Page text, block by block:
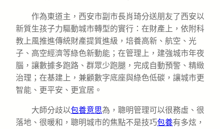
作為東道主，西安市副市長肖琦分送朋友了西安以
新質生孩子力驅動城市轉型的實行：在財產上，依附科
教上風推進傳統財產提質進級，培養高新、航空、光
子、高空經濟等綠色新動能；在管理上，建強城市年夜
腦，讓數據多跑路、群眾少跑腿，完成自動預警、精緻
治理；在基建上，兼顧數字底座與綠色低碳，讓城市更
智能、更平安、更宜居。
大師分歧以包養意思為，聰明管理可以很務虛、很
落地、很暖和，聰明城市的焦點不是技巧包養有多炫，